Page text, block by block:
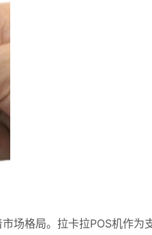
场格局。拉卡拉POS机作为